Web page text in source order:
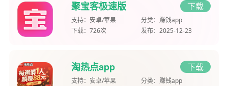
聚宝客极速版 下载
支持： 安卓/苹果 分类： 赚钱app
下载： 726次 发布： 2025-12-23
淘热点app 下载
支持： 安卓/苹果 分类： 赚钱app